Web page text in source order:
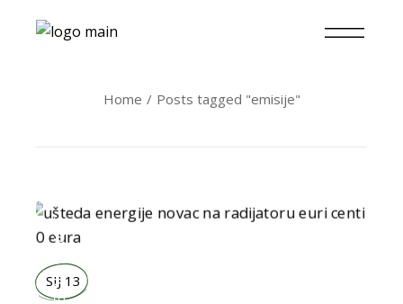
Home Posts tagged "emisije"
BOLJI ŽIVOT
SIJ 13